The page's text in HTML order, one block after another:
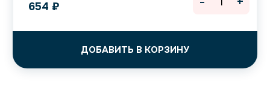
654 ₽
ДОБАВИТЬ В КОРЗИНУ